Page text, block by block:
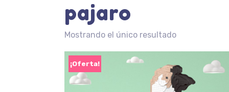
pajaro
Mostrando el único resultado
¡Oferta!